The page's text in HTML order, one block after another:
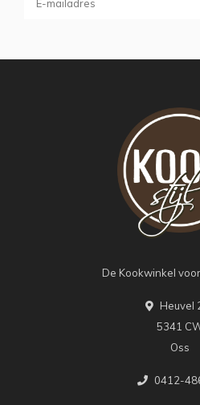
De Kookwinkel
Heuvel
5341
Oss
0412-